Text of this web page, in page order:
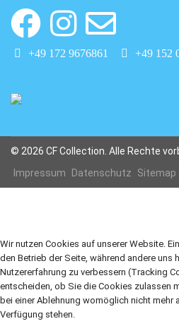
+49 172 9676861 +49 152
© 2026 CF Collection. Alle Rechte
Impressum
Datenschutz Sitemap
Wir nutzen Cookies auf unserer Website.
den Betrieb der Seite, während andere uns
Nutzererfahrung zu verbessern (Tracking
entscheiden, ob Sie die Cookies zulassen
bei einer Ablehnung womöglich nicht mehr
Verfügung stehen.